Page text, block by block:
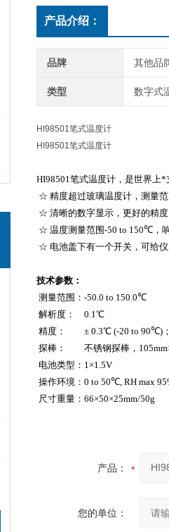
产品介绍：
品牌 其他品
类型 数字式
HI98501笔式温度计
HI98501笔式温度计
HI98501笔式温度计，是世界上*
☆ 精度超过玻璃温度计，测量范
☆ 清晰的数字显示，更好的精
☆ 温度测量范围-50 to 150℃，
☆ 电池盖下有一个开关，可给
技术参数：
测量范围：-50.0 to 150.0℃
解析度： 0.1℃
精度： ± 0.3℃ (-20 to 90℃)；
探棒： 不锈钢探棒，
电池类型：1×1.5V
操作环境：0 to 50℃, RH max
尺寸重量：66×50×25mm/50g
产品：
您的单位：